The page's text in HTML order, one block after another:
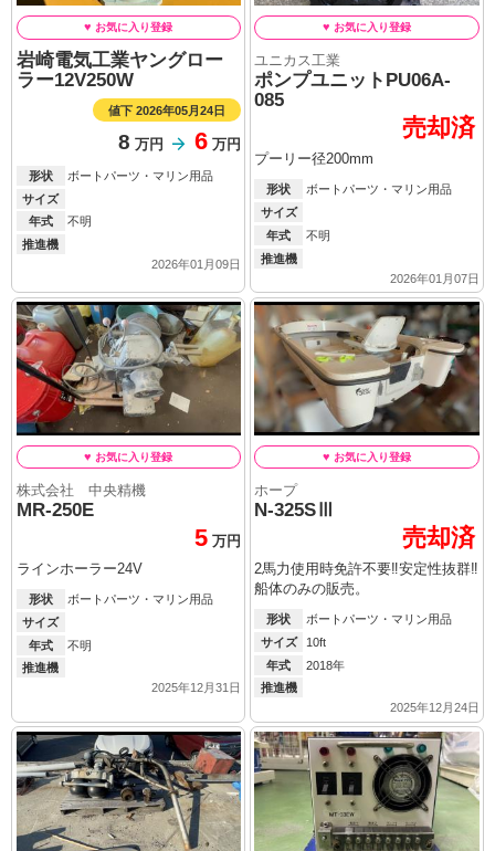
岩崎電気工業ヤングロー
ラー12V250W
値下 2026年05月24日
8 万円 6 万円
形状
ボートパーツ・マリン用品
サイズ
年式
不明
推進機
2026年01月09日
ユニカス工業
ポンプユニットPU06A-
085
売却済
プーリー径200mm
形状
ボートパーツ・マリン用品
サイズ
年式
不明
推進機
2026年01月07日
株式会社 中央精機
MR-250E
5 万円
ラインホーラー24V
形状
ボートパーツ・マリン用品
サイズ
年式
不明
推進機
2025年12月31日
ホープ
N-325SⅢ
売却済
2馬力使用時免許不要‼︎安定性抜群‼︎
船体のみの販売。
形状
ボートパーツ・マリン用品
サイズ
10ft
年式
2018年
推進機
2025年12月24日